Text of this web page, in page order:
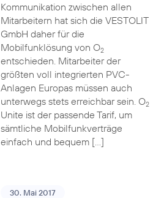
Kommunikation zwischen allen
Mitarbeitern hat sich die VESTOLIT
GmbH daher für die
Mobilfunklösung von O2
entschieden. Mitarbeiter der
größten voll integrierten PVC-
Anlagen Europas müssen auch
unterwegs stets erreichbar sein. O2
Unite ist der passende Tarif, um
sämtliche Mobilfunkverträge
einfach und bequem […]
30. Mai 2017